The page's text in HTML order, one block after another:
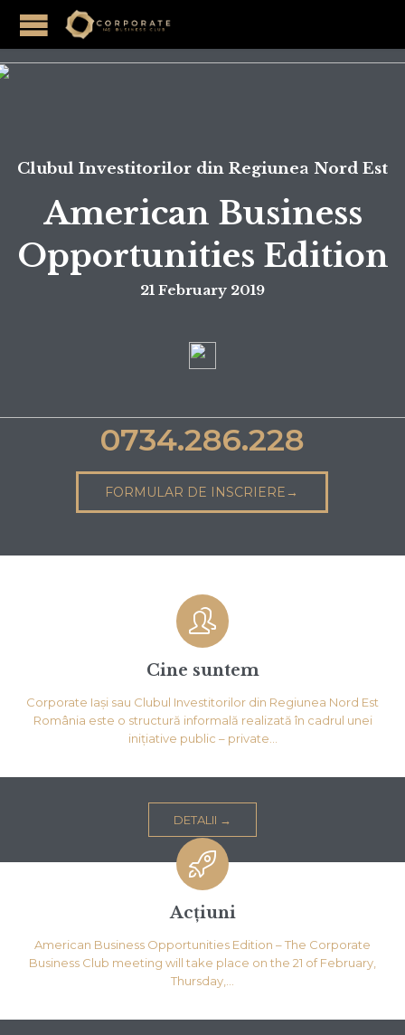
American Business
Opportunities Edition
FORMULAR DE INSCRIERE→
0734.286.228
Clubul Investitorilor din Regiunea Nord Est
21 February 2019

Cine suntem
Corporate Iași sau Clubul Investitorilor din Regiunea Nord Est
România este o structură informală realizată în cadrul unei
inițiative public – private…
DETALII →

Acțiuni
American Business Opportunities Edition – The Corporate
Business Club meeting will take place on the 21 of February,
Thursday,…